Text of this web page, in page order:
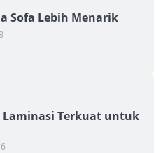
Sofa Lebih Menarik
Laminasi Terkuat untuk